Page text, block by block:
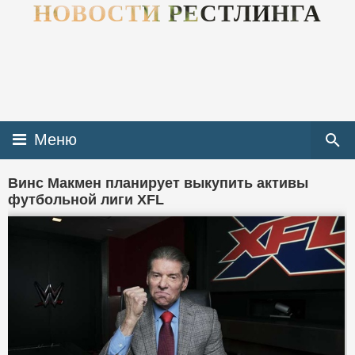
НОВОСТИ РЕСТЛИНГА
Меню
Винс Макмен планирует выкупить активы
футбольной лиги XFL